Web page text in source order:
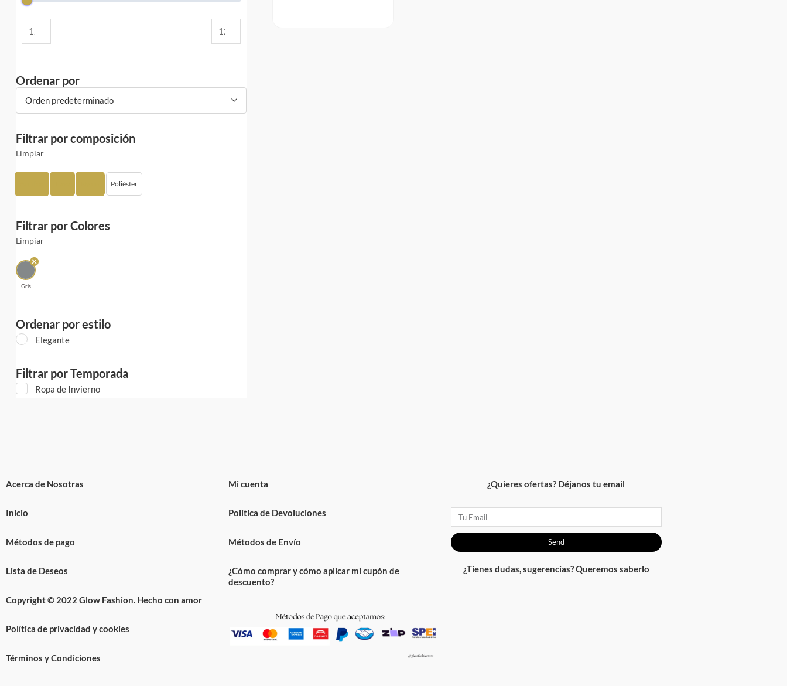
Ordenar por
Orden predeterminado
Filtrar por composición
Limpiar
Poliéster
Filtrar por Colores
Limpiar
Gris
Ordenar por estilo
Elegante
Filtrar por Temporada
Ropa de Invierno
Acerca de Nosotras
Inicio
Métodos de pago
Lista de Deseos
Copyright © 2022 Glow Fashion. Hecho con amor
Política de privacidad y cookies
Términos y Condiciones
Mi cuenta
Politíca de Devoluciones
Métodos de Envío
¿Cómo comprar y cómo aplicar mi cupón de
descuento?
¿Quieres ofertas? Déjanos tu email
Email
Send
¿Tienes dudas, sugerencias? Queremos saberlo